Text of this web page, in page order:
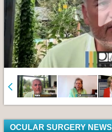
OCULAR SURGERY NEWS